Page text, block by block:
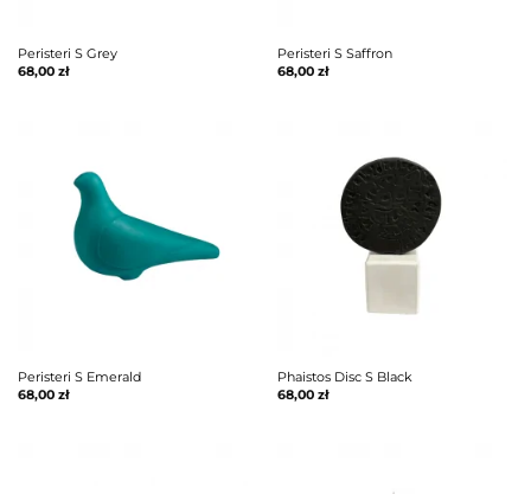
Peristeri S Grey
68,00 zł
Peristeri S Saffron
68,00 zł
Peristeri S Emerald
68,00 zł
Phaistos Disc S Black
68,00 zł